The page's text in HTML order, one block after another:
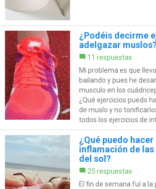
¿Podéis decirme
adelgazar
11 respuestas
Mi problema es que
bailando y pues he
musculo en los
¿Qué ejercicios puedo
de muslo y no
todos los ejercicios de
¿Qué puedo
inflamación de
del sol?
25 respuestas
El fin de semana fuí a